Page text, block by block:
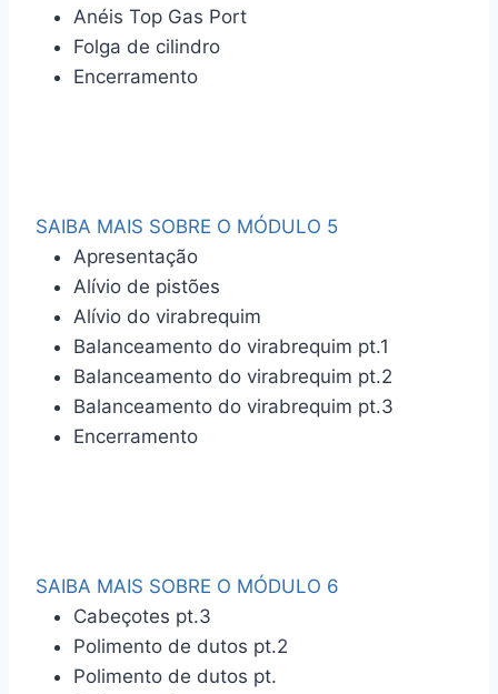
Anéis Top Gas Port
Folga de cilindro
Encerramento
SAIBA MAIS SOBRE O MÓDULO 5
Apresentação
Alívio de pistões
Alívio do virabrequim
Balanceamento do virabrequim pt.1
Balanceamento do virabrequim pt.2
Balanceamento do virabrequim pt.3
Encerramento
SAIBA MAIS SOBRE O MÓDULO 6
Cabeçotes pt.3
Polimento de dutos pt.2
Polimento de dutos pt.